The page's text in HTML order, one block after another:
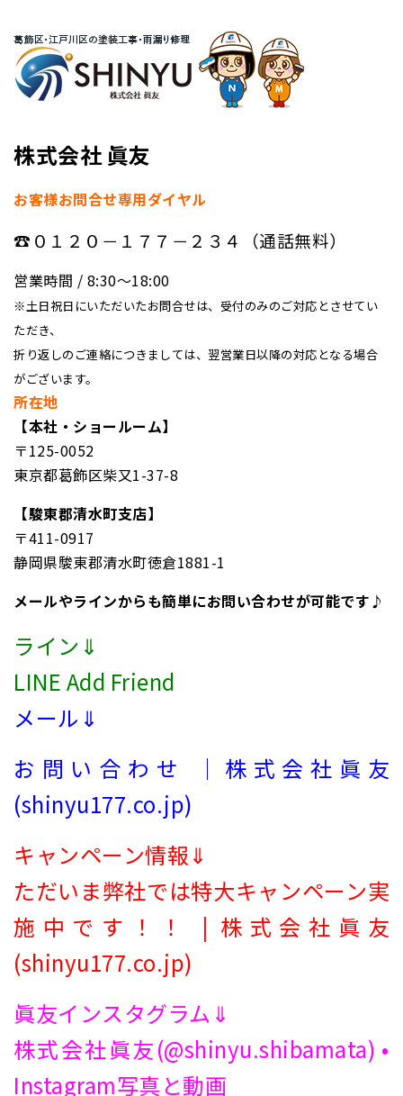
株式会社 眞友
お客様お問合せ専用ダイヤル
☎０１２０－１７７－２３４（通話無料）
営業時間 / 8:30〜18:00
※土日祝日にいただいたお問合せは、受付のみのご対応とさせてい
ただき、
折り返しのご連絡につきましては、翌営業日以降の対応となる場合
がございます。
所在地
【本社・ショールーム】
〒125-0052
東京都葛飾区柴又1-37-8
【駿東郡清水町支店】
〒411-0917
静岡県駿東郡清水町徳倉1881-1
メールやラインからも簡単にお問い合わせが可能です♪
ライン⇓
LINE Add Friend
メール⇓
お問い合わせ ｜株式会社眞友
(shinyu177.co.jp)
キャンペーン情報⇓
ただいま弊社では特大キャンペーン実
施中です！！ | 株式会社眞友
(shinyu177.co.jp)
眞友インスタグラム⇓
株式会社眞友(@shinyu.shibamata) •
Instagram写真と動画